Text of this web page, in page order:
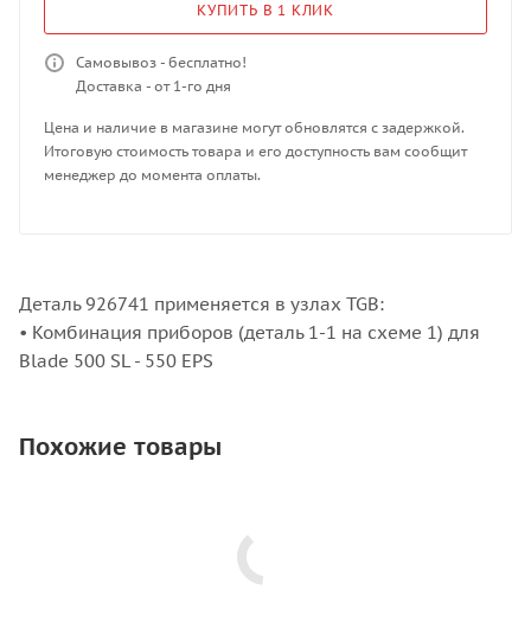
КУПИТЬ В 1 КЛИК
Самовывоз - бесплатно!
Доставка - от 1-го дня
Цена и наличие в магазине могут обновлятся с задержкой.
Итоговую стоимость товара и его доступность вам сообщит
менеджер до момента оплаты.
Деталь 926741 применяется в узлах TGB:
• Комбинация приборов (деталь 1-1 на схеме 1) для
Blade 500 SL - 550 EPS
Похожие товары